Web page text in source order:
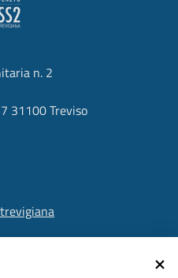
n. 2
31100 Treviso